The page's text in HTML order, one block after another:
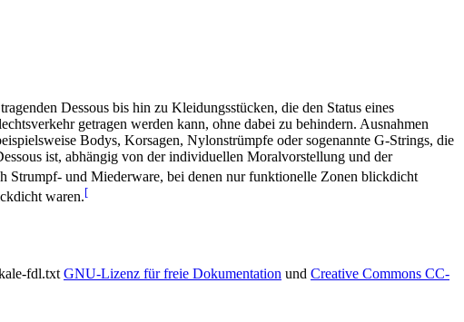
Dessous bis hin zu Kleidungsstücken, die den Status eines
getragen werden kann, ohne dabei zu behindern. Ausnahmen
Bodys, Korsagen, Nylonstrümpfe oder sogenannte G-Strings, die
ist, abhängig von der individuellen Moralvorstellung und der
Strumpf- und Miederware, bei denen nur funktionelle Zonen blickdicht
waren.[
fdl.txt GNU-Lizenz für freie Dokumentation und Creative Commons CC-